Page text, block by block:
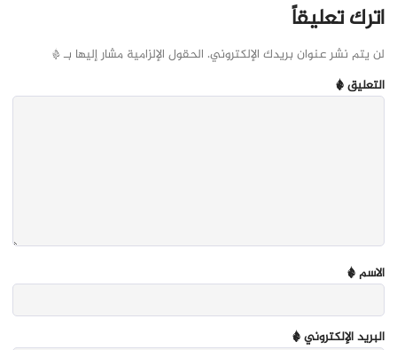
اترك تعليقاً
لن يتم نشر عنوان بريدك الإلكتروني. الحقول الإلزامية مشار إليها بـ*
التعليق*
الاسم*
البريد الإلكتروني*